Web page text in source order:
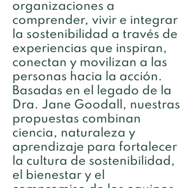
organizaciones a
comprender, vivir e integrar
la sostenibilidad a través de
experiencias que inspiran,
conectan y movilizan a las
personas hacia la acción.
Basadas en el legado de la
Dra. Jane Goodall, nuestras
propuestas combinan
ciencia, naturaleza y
aprendizaje para fortalecer
la cultura de sostenibilidad,
el bienestar y el